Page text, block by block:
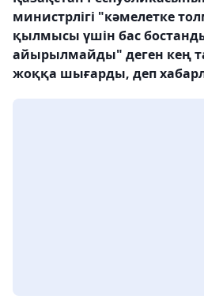
министрлігі "кәмелетке
қылмысы үшін бас
айырылмайды" деген кең
жоққа шығарды, деп